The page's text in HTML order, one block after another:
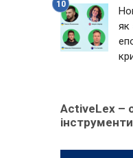
як
ActiveLex –